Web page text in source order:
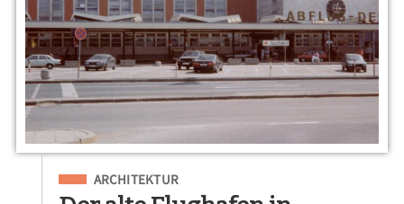
Eingeordnet unter
ARCHITEKTUR